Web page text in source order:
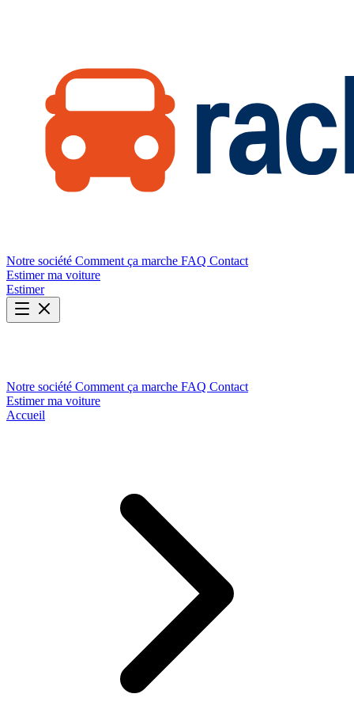
Notre société Comment ça marche FAQ Contact
Estimer ma voiture
Estimer
Notre société Comment ça marche FAQ Contact
Estimer ma voiture
Accueil